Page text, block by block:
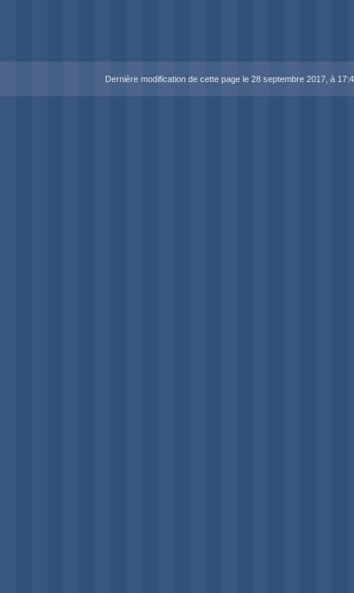
Dernière modification de cette page le 28 septembre 2017, à